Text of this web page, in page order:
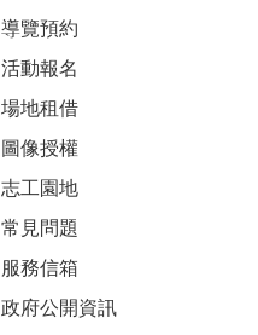
導覽預約
活動報名
場地租借
圖像授權
志工園地
常見問題
服務信箱
政府公開資訊